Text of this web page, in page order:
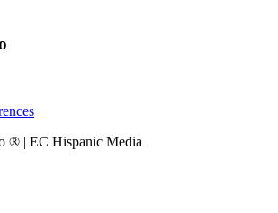
® | EC Hispanic Media